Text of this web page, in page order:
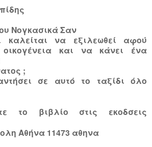
Νογκασικά Σαν
καλείται να εξιλεωθεί αφού
και να κάνει ένα
;
σε αυτό το ταξίδι όλο
το βιβλίο στις εκοδσεις
Αθήνα 11473 αθηνα